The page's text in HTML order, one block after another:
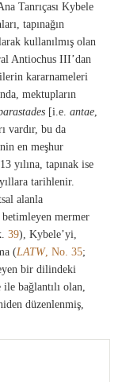
Tanrıçası Kybele
tapınağın
kullanılmış olan
Antiochus III’dan
kararnameleri
mektupların
[i.e. antae,
vardır, bu da
en meşhur
yılına, tapınak ise
tarihlenir.
alanla
mermer
39), Kybele’yi,
(LATW, No. 35;
bir dilindeki
bağlantılı olan,
düzenlenmiş,